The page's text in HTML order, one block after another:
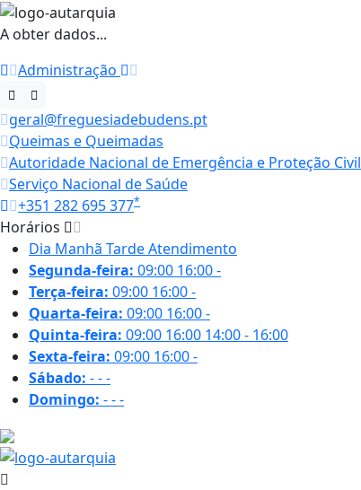
A obter dados...
Administração
geral@freguesiadebudens.pt
Queimas e Queimadas
Autoridade Nacional de Emergência e Proteção Civil
Serviço Nacional de Saúde
+351 282 695 377*
Horários
Dia Manhã TardeAtendimento
Segunda-feira: 09:00 16:00-
Terça-feira: 09:00 16:00-
Quarta-feira: 09:00 16:00-
Quinta-feira: 09:00 16:00 14:00 - 16:00
Sexta-feira: 09:00 16:00-
Sábado: ---
Domingo: ---